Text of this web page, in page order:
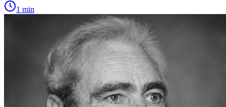
1 min